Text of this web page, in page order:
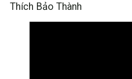
Thích Bảo Thành